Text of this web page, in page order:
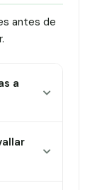
antes de
a